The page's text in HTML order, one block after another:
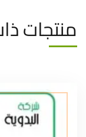
منتجات